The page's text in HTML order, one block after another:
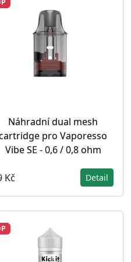
Náhradní dual mesh
pro Vaporesso
Vibe SE - 0,6 / 0,8 ohm
Kč Detail